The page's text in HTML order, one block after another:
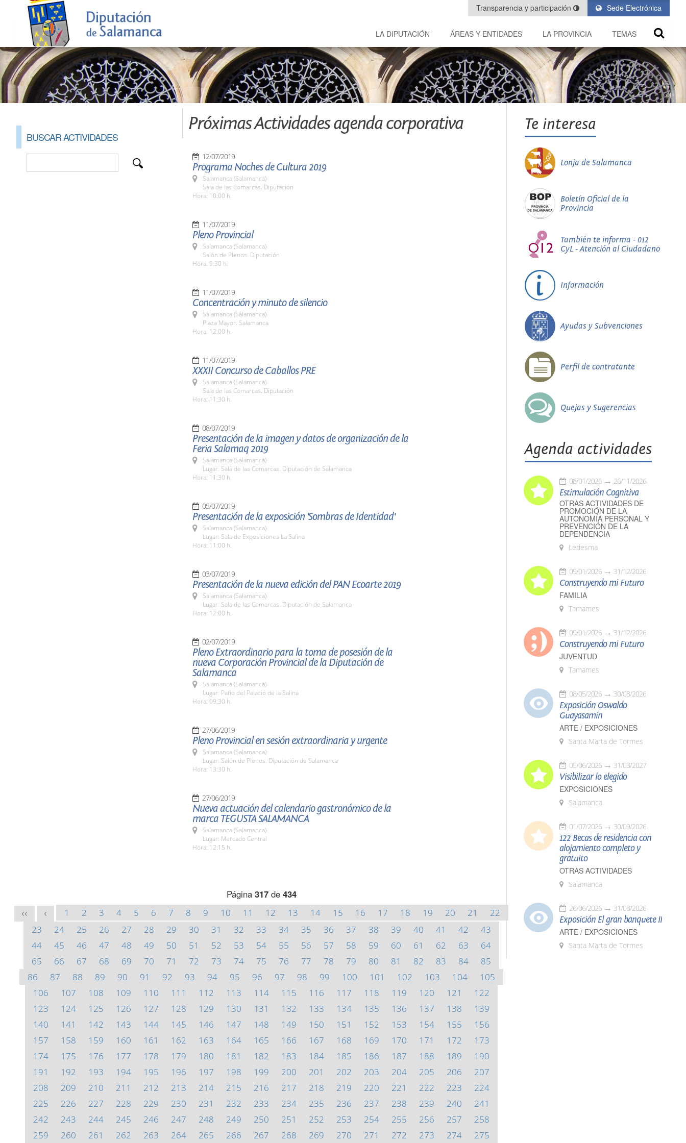
Sede Electrónica
Transparencia y participación
LA DIPUTACIÓN ÁREAS Y ENTIDADES LA PROVINCIA TEMAS
BUSCAR ACTIVIDADES
Próximas Actividades agenda corporativa
12/07/2019
Programa Noches de Cultura 2019
Salamanca (Salamanca)
Sala de las Comarcas. Diputación
Hora: 10:00 h.
11/07/2019
Pleno Provincial
Salamanca (Salamanca)
Salón de Plenos. Diputación
Hora: 9:30 h.
11/07/2019
Concentración y minuto de silencio
Salamanca (Salamanca)
Plaza Mayor. Salamanca
Hora: 12:00 h.
11/07/2019
XXXII Concurso de Caballos PRE
Salamanca (Salamanca)
Sala de las Comarcas. Diputación
Hora: 11:30 h.
08/07/2019
Presentación de la imagen y datos de organización de la
Feria Salamaq 2019
Salamanca (Salamanca)
Lugar: Sala de las Comarcas. Diputación de Salamanca
Hora: 11:30 h.
05/07/2019
Presentación de la exposición 'Sombras de Identidad'
Salamanca (Salamanca)
Lugar: Sala de Exposiciones La Salina
Hora: 11:00 h.
03/07/2019
Presentación de la nueva edición del PAN Ecoarte 2019
Salamanca (Salamanca)
Lugar: Sala de las Comarcas. Diputación de Salamanca
Hora: 12:00 h.
02/07/2019
Pleno Extraordinario para la toma de posesión de la
nueva Corporación Provincial de la Diputación de
Salamanca
Salamanca (Salamanca)
Lugar: Patio del Palacio de la Salina
Hora: 09:30 h.
27/06/2019
Pleno Provincial en sesión extraordinaria y urgente
Salamanca (Salamanca)
Lugar: Salón de Plenos. Diputación de Salamanca
Hora: 13:30 h.
27/06/2019
Nueva actuación del calendario gastronómico de la
marca TEGUSTA SALAMANCA
Salamanca (Salamanca)
Lugar: Mercado Central
Hora: 12:15 h.
Página 317de 434
<< < 1 2 3 4 5 6 7 8 9 10 11 12 13 14 15 16 17 18 19 20 21
22
23
24 25 26 27 28 29 30 31 32 33 34 35 36 37 38 39 40 41 42
43
44
45 46 47 48 49 50 51 52 53 54 55 56 57 58 59 60 61 62 63
64
65
66 67 68 69 70 71 72 73 74 75 76 77 78 79 80 81 82 83 84
85
86
87 88 89 90 91 92 93 94 95 96 97 98 99 100 101 102 103 104
105
106
107 108 109 110 111 112 113 114 115 116 117 118 119 120 121
122
123
124 125 126 127 128 129 130 131 132 133 134 135 136 137 138
139
140
141 142 143 144 145 146 147 148 149 150 151 152 153 154 155
156
157
158 159 160 161 162 163 164 165 166 167 168 169 170 171 172
173
174
175 176 177 178 179 180 181 182 183 184 185 186 187 188 189
190
191
192 193 194 195 196 197 198 199 200 201 202 203 204 205 206
207
208
209 210 211 212 213 214 215 216 217 218 219 220 221 222 223
224
225
226 227 228 229 230 231 232 233 234 235 236 237 238 239 240
241
242
243 244 245 246 247 248 249 250 251 252 253 254 255 256 257
258
259
260 261 262 263 264 265 266 267 268 269 270 271 272 273 274 275
Te interesa
Lonja de Salamanca
Boletín Oficial de la
Provincia
También te informa - 012
CyL - Atención al Ciudadano
Información
Ayudas y Subvenciones
Perfil de contratante
Quejas y Sugerencias
Agenda actividades
08/01/2026 26/11/2026
Estimulación Cognitiva
OTRAS ACTIVIDADES DE
PROMOCIÓN DE LA
AUTONOMÍA PERSONAL Y
PREVENCIÓN DE LA
DEPENDENCIA
Ledesma
09/01/2026 31/12/2026
Construyendo mi Futuro
FAMILIA
Tamames
09/01/2026 31/12/2026
Construyendo mi Futuro
JUVENTUD
Tamames
08/05/2026 30/08/2026
Exposición Oswaldo
Guayasamín
ARTE / EXPOSICIONES
Santa Marta de Tormes
05/06/2026 31/03/2027
Visibilizar lo elegido
EXPOSICIONES
Salamanca
01/07/2026 30/09/2026
122 Becas de residencia con
alojamiento completo y
gratuito
OTRAS ACTIVIDADES
Salamanca
26/06/2026 31/08/2026
Exposición El gran banquete II
ARTE / EXPOSICIONES
Santa Marta de Tormes